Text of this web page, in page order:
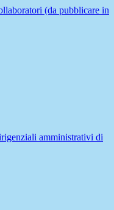
(da pubblicare in
amministrativi di